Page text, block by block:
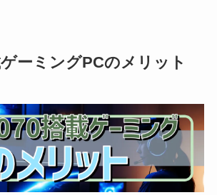
ーミングPCのメリット